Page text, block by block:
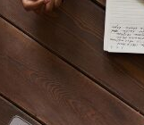
オプシ
ド、長
するこ